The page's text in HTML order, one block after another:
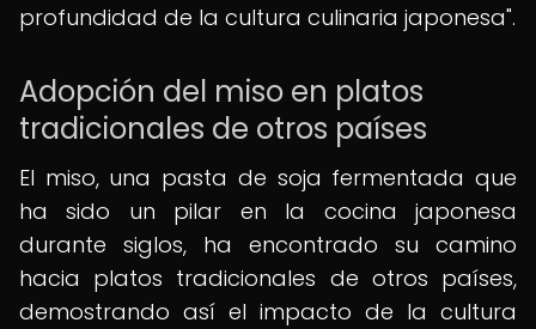
profundidad de la cultura culinaria japonesa".
Adopción del miso en platos
tradicionales de otros países
El miso, una pasta de soja fermentada que
ha sido un pilar en la cocina japonesa
durante siglos, ha encontrado su camino
hacia platos tradicionales de otros países,
demostrando así el impacto de la cultura